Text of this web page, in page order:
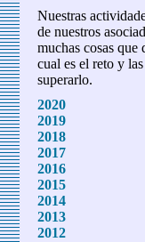
Nuestras
de nuestros
muchas cosas que
cual es el reto y
superarlo.
2020
2019
2018
2017
2016
2015
2014
2013
2012